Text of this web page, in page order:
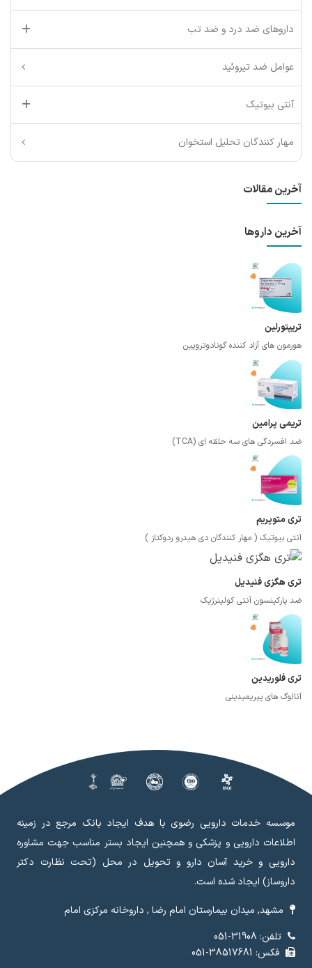
داروهای ضد درد و ضد تب
عوامل ضد تیروئید
آنتی بیوتیک
مهار کنندگان تحلیل استخوان
آخرین مقالات
آخرین داروها
تریپتورلین
هورمون های آزاد کننده گونادوتروپین
تریمی پرامین
ضد افسردگی های سه حلقه ای (TCA)
تری متوپریم
آنتی بیوتیک ( مهار کنندگان دی هیدرو ردوکتاز )
تری هگزی فنیدیل
ضد پارکینسون آنتی کولینرژیک
تری فلوریدین
آنالوگ های پیریمیدینی
موسسه خدمات دارویی رضوی با هدف ایجاد بانک مرجع در زمینه
اطلاعات دارویی و پزشکی و همچنین ایجاد بستر مناسب جهت مشاوره
دارویی و خرید آسان دارو و تحویل در محل (تحت نظارت دکتر
داروساز) ایجاد شده است.
مشهد, میدان بیمارستان امام رضا , داروخانه مرکزی امام
تلفن: 31908-051
فکس: 38517681-051